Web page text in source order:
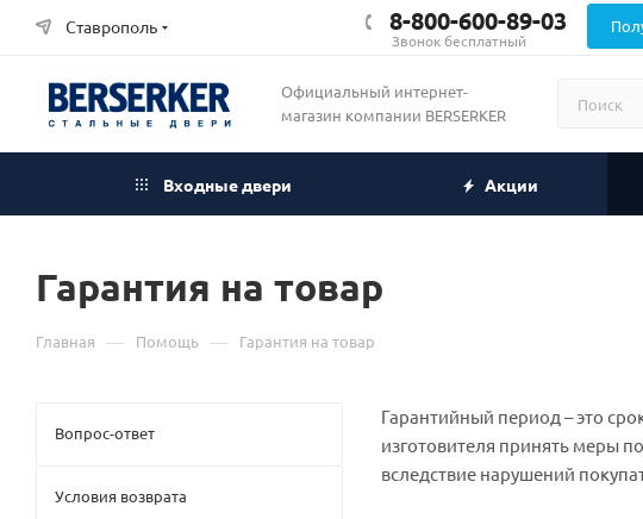
Ставрополь 8-800-600-89-03
Звонок бесплатный
Официальный интернет-
магазин компании BERSERKER
Входные двери Акции
Гарантия на товар
Главная — Помощь — Гарантия на товар
Гарантийный период – это
изготовителя принять меры
вследствие нарушений
Вопрос-ответ
Условия возврата